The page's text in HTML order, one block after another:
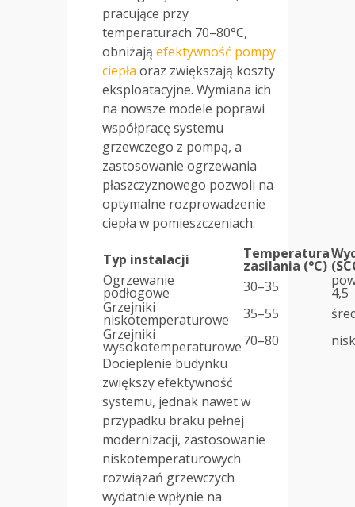
pracujące przy
temperaturach 70–80°C,
obniżają efektywność pompy
ciepła oraz zwiększają koszty
eksploatacyjne. Wymiana ich
na nowsze modele poprawi
współpracę systemu
grzewczego z pompą, a
zastosowanie ogrzewania
płaszczyznowego pozwoli na
optymalne rozprowadzenie
ciepła w pomieszczeniach.
Typ instalacji Temperatura
zasilania (°C)
Ogrzewanie
podłogowe 30–35
4,5
Grzejniki
niskotemperaturowe 35–55
Grzejniki
wysokotemperaturowe70–80
Docieplenie budynku
zwiększy efektywność
systemu, jednak nawet w
przypadku braku pełnej
modernizacji, zastosowanie
niskotemperaturowych
rozwiązań grzewczych
wydatnie wpłynie na